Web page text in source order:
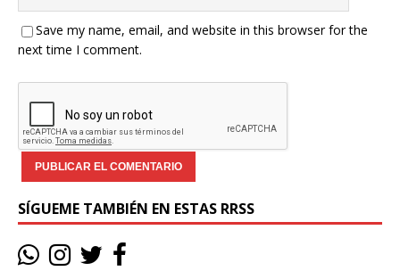
Save my name, email, and website in this browser for the
next time I comment.
SÍGUEME TAMBIÉN EN ESTAS RRSS